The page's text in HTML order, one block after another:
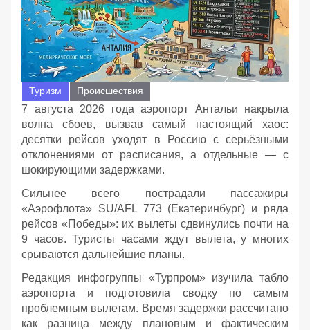
Туризм Происшествия
7 августа 2026 года аэропорт Антальи накрыла
волна сбоев, вызвав самый настоящий хаос:
десятки рейсов уходят в Россию с серьёзными
отклонениями от расписания, а отдельные — с
шокирующими задержками.
Сильнее всего пострадали пассажиры
«Аэрофлота» SU/AFL 773 (Екатеринбург) и ряда
рейсов «Победы»: их вылеты сдвинулись почти на
9 часов. Туристы часами ждут вылета, у многих
срываются дальнейшие планы.
Редакция инфогруппы «Турпром» изучила табло
аэропорта и подготовила сводку по самым
проблемным вылетам. Время задержки рассчитано
как разница между плановым и фактическим